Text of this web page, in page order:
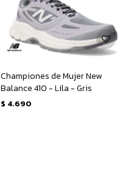
Championes de Mujer New
Balance 410 - Lila - Gris
$ 4.690